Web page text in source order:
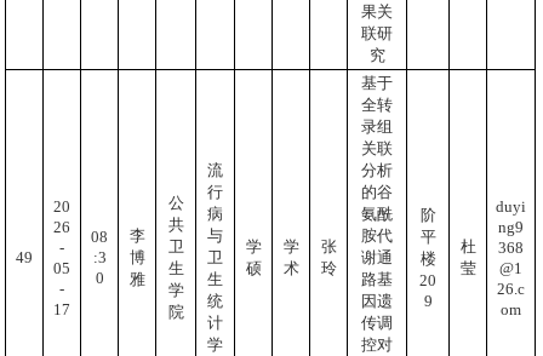
果关
联研
究
49
20
26
-
05
-
17
08
:3
0
李
博
雅
公
共
卫
生
学
院
流
行
病
与
卫
生
统
计
学
学
硕
学
术
张
玲
基于
全转
录组
关联
分析
的谷
氨酰
胺代
谢通
路基
因遗
传调
控对
阶
平
楼
20
9
杜
莹
duyi
ng9
368
@1
26.c
om